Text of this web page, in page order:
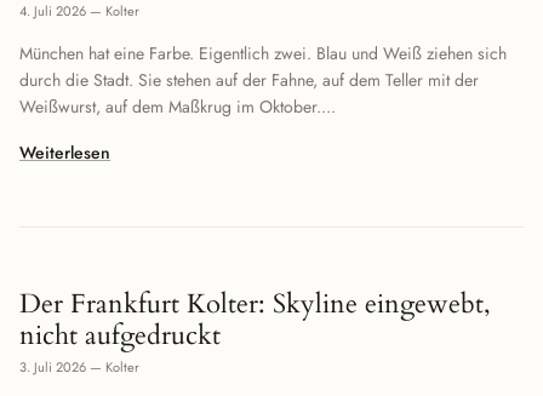
4. Juli 2026— Kolter
München hat eine Farbe. Eigentlich zwei. Blau und Weiß ziehen sich
durch die Stadt. Sie stehen auf der Fahne, auf dem Teller mit der
Weißwurst, auf dem Maßkrug im Oktober....
Weiterlesen
Der Frankfurt Kolter: Skyline eingewebt,
nicht aufgedruckt
3. Juli 2026— Kolter